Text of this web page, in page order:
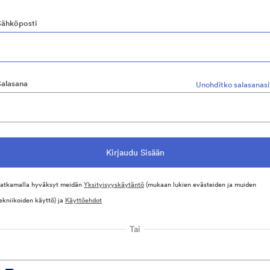
Unohditko
hyväksyt meidänYksityisyyskäytäntö(mukaan lukien evästeiden ja muiden
käyttö) ja Käyttöehdot
Tai